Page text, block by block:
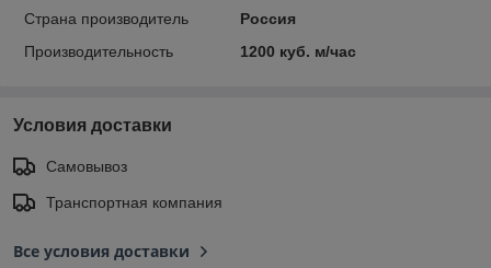
Страна производитель
Россия
Производительность
1200 куб. м/час
Условия доставки
Самовывоз
Транспортная компания
Все условия доставки